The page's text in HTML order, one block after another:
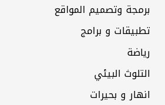
برمجة وتصميم المواقع
تطبيقات و برامج
رياضة
التلوث البيئي
انهار و بحيرات